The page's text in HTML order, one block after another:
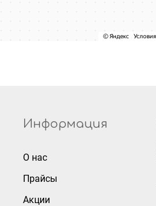
Информация
О нас
Прайсы
Акции